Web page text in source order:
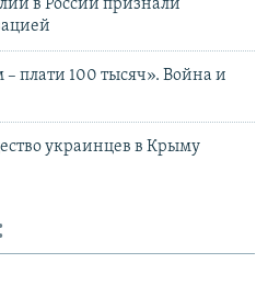
в России признали
плати 100 тысяч». Война и
украинцев в Крыму